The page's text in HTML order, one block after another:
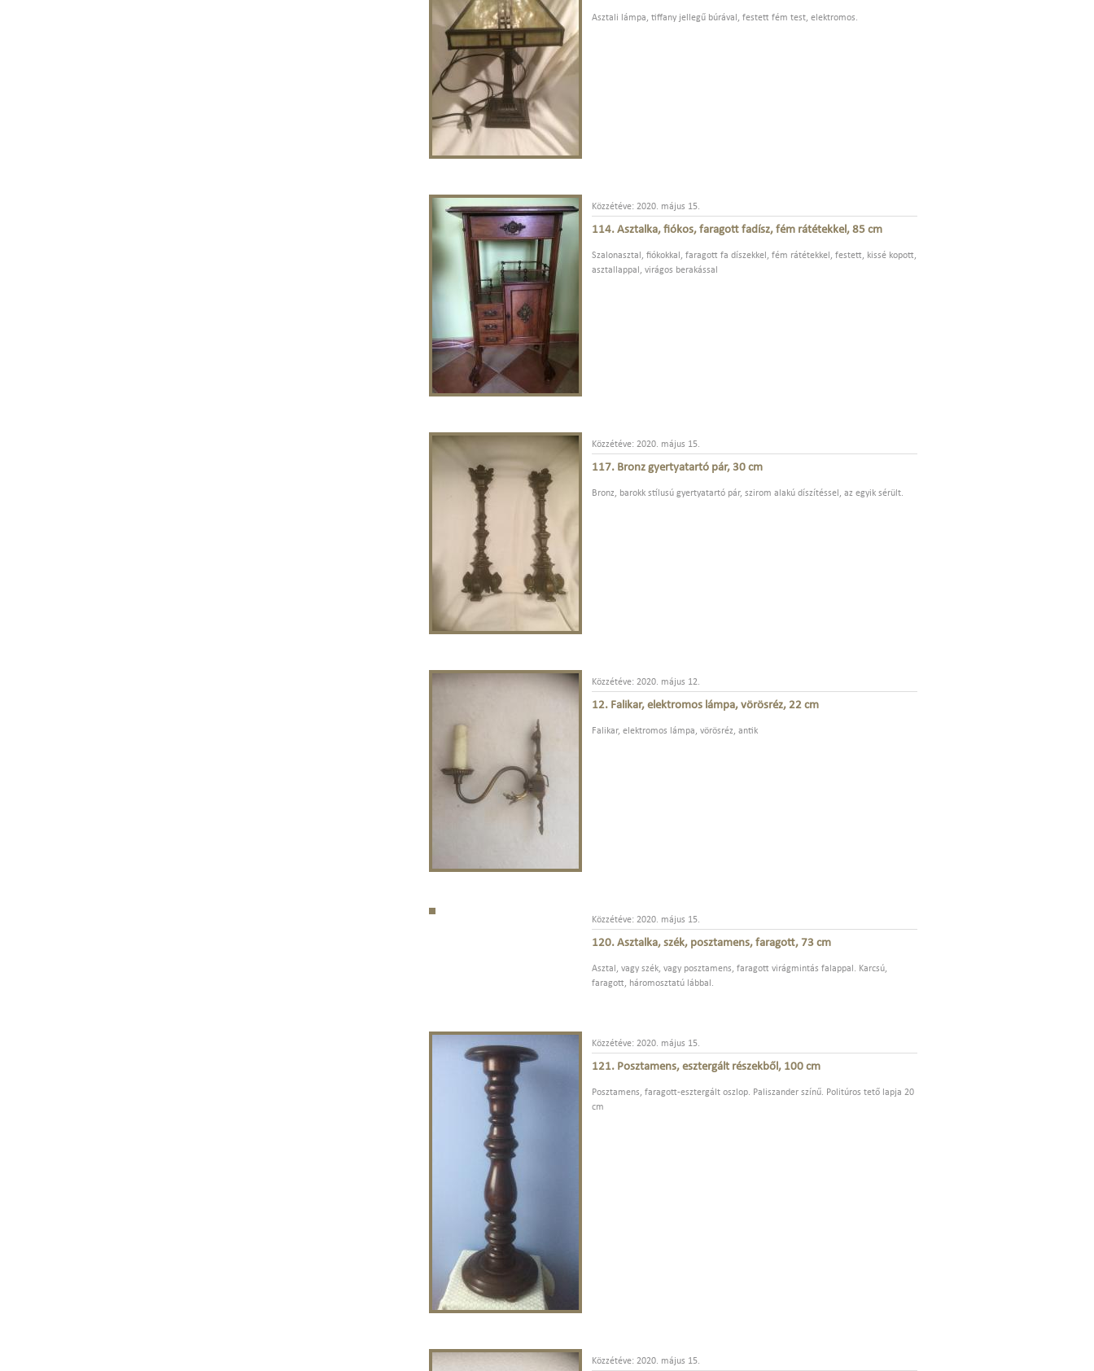
Asztali lámpa, tiffany jellegű búrával, festett fém test, elektromos.
Közzétéve: 2020. május 15.
114. Asztalka, fiókos, faragott fadísz, fém rátétekkel, 85 cm
Szalonasztal, fiókokkal, faragott fa díszekkel, fém rátétekkel, festett, kissé kopott,
asztallappal, virágos berakással
Közzétéve: 2020. május 15.
117. Bronz gyertyatartó pár, 30 cm
Bronz, barokk stílusú gyertyatartó pár, szirom alakú díszítéssel, az egyik sérült.
Közzétéve: 2020. május 12.
12. Falikar, elektromos lámpa, vörösréz, 22 cm
Falikar, elektromos lámpa, vörösréz, antik
Közzétéve: 2020. május 15.
120. Asztalka, szék, posztamens, faragott, 73 cm
Asztal, vagy szék, vagy posztamens, faragott virágmintás falappal. Karcsú,
faragott, háromosztatú lábbal.
Közzétéve: 2020. május 15.
121. Posztamens, esztergált részekből, 100 cm
Posztamens, faragott-esztergált oszlop. Paliszander színű. Politúros tető lapja 20
cm
Közzétéve: 2020. május 15.